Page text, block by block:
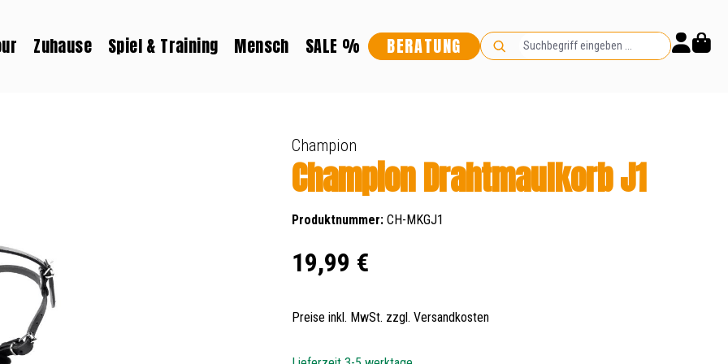
Zuhause Spiel & Training Mensch SALE % BERATUNG
Champion
Champion Drahtmaulkorb J1
Produktnummer:CH-MKGJ1
Regulärer Preis:
19,99 €
Preise inkl. MwSt. zzgl. Versandkosten